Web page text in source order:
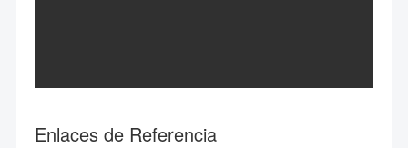
Enlaces de Referencia